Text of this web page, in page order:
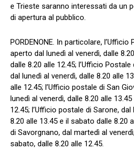
e Trieste saranno interessati da un
di apertura al pubblico.
PORDENONE. In particolare,
aperto dal lunedì al venerdì, dalle
dalle 8.20 alle 12.45; l’Ufficio
dal lunedì al venerdì, dalle 8.20 alle
alle 12.45; l’Ufficio postale di San
lunedì al venerdì, dalle 8.20 alle
12.45; l’Ufficio postale di Sarone, dal
8.20 alle 13.45 e il sabato dalle 8.20
di Savorgnano, dal martedì al
sabato, dalle 8.20 alle 12.45.